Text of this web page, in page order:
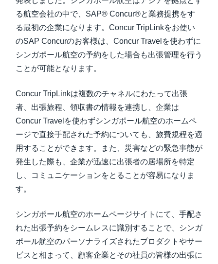
働きかた改革
自治体・公共機関・教育機関等
る航空会社の中で、SAP® Concur®と業務提携をす
る最初の企業になります。Concur TripLinkをお使い
のSAP Concurのお客様は、Concur Travelを使わずに
シンガポール航空の予約をした場合も出張管理を行う
ことが可能となります。
Concur TripLinkは複数のチャネルにわたって出張
者、出張旅程、領収書の情報を連携し、企業は
Concur Travelを使わずシンガポール航空のホームペ
ージで直接手配された予約についても、旅費規程を適
用することができます。また、災害などの緊急事態が
発生した際も、企業が迅速に出張者の居場所を特定
し、コミュニケーションをとることが容易になりま
す。
シンガポール航空のホームページサイトにて、手配さ
れた出張予約をシームレスに識別することで、シンガ
ポール航空のパーソナライズされたプロダクトやサー
ビスと相まって、顧客企業とその社員の皆様の出張に